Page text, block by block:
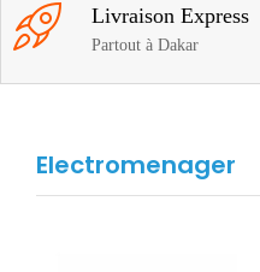
Livraison Express
Partout à Dakar
Electromenager